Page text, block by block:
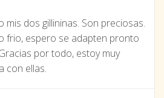
mis dos gillininas. Son preciosas.
frio, espero se adapten pronto
por todo, estoy muy
con ellas.